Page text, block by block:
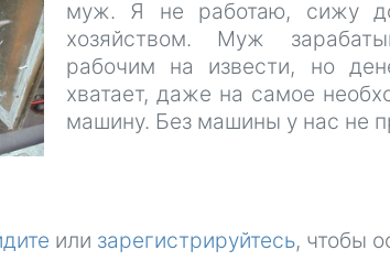
муж. Я не работаю, сижу
хозяйством. Муж
рабочим на извести, но
хватает, даже на самое
машину. Без машины у нас не
или зарегистрируйтесь, чтобы